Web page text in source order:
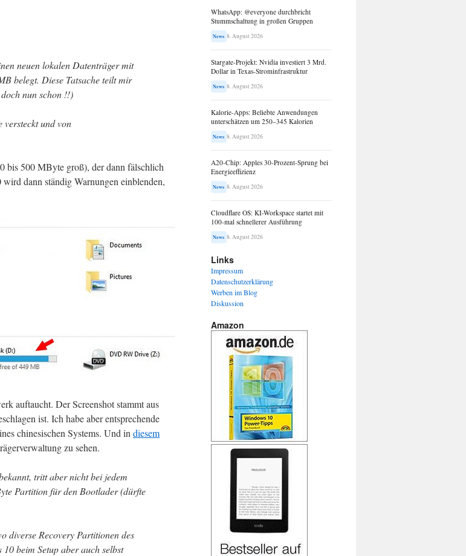
neuen lokalen Datenträger mit
belegt. Diese Tatsache teilt mir
nun schon !!)
und von
bis 500 MByte groß), der dann fälschlich
dann ständig Warnungen einblenden,
auftaucht. Der Screenshot stammt aus
ist. Ich habe aber entsprechende
chinesischen Systems. Und in diesem
zu sehen.
tritt aber nicht bei jedem
Partition für den Bootlader (dürfte
diverse Recovery Partitionen des
beim Setup aber auch selbst
WhatsApp: @everyone durchbricht
Stummschaltung in großen Gruppen
News 8. August 2026
Stargate-Projekt: Nvidia investiert 3 Mrd.
Dollar in Texas-Strominfrastruktur
News 8. August 2026
Kalorie-Apps: Beliebte Anwendungen
unterschätzen um 250–345 Kalorien
News 8. August 2026
A20-Chip: Apples 30-Prozent-Sprung bei
Energieeffizienz
News 8. August 2026
Cloudflare OS: KI-Workspace startet mit
100-mal schnellerer Ausführung
News 8. August 2026
Links
Impressum
Datenschutzerklärung
Werben im Blog
Diskussion
Amazon